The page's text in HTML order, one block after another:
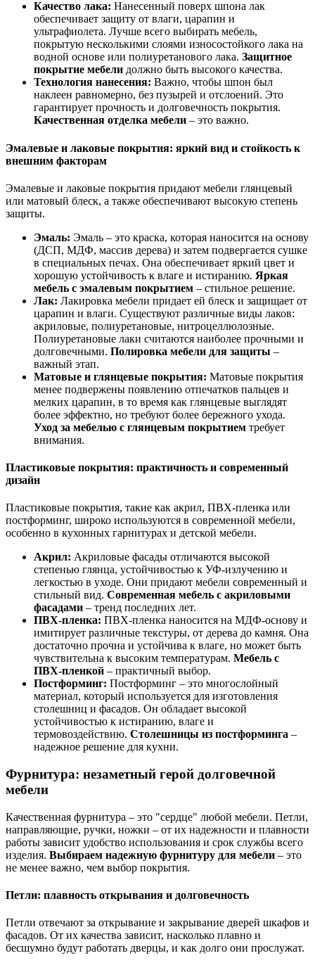
Качество лака: Нанесенный поверх шпона лак
обеспечивает защиту от влаги, царапин и
ультрафиолета. Лучше всего выбирать мебель,
покрытую несколькими слоями износостойкого лака на
водной основе или полиуретанового лака. Защитное
покрытие мебели должно быть высокого качества.
Технология нанесения: Важно, чтобы шпон был
наклеен равномерно, без пузырей и отслоений. Это
гарантирует прочность и долговечность покрытия.
Качественная отделка мебели – это важно.
Эмалевые и лаковые покрытия: яркий вид и стойкость к
внешним факторам
Эмалевые и лаковые покрытия придают мебели глянцевый
или матовый блеск, а также обеспечивают высокую степень
защиты.
Эмаль: Эмаль – это краска, которая наносится на основу
(ДСП, МДФ, массив дерева) и затем подвергается сушке
в специальных печах. Она обеспечивает яркий цвет и
хорошую устойчивость к влаге и истиранию. Яркая
мебель с эмалевым покрытием – стильное решение.
Лак: Лакировка мебели придает ей блеск и защищает от
царапин и влаги. Существуют различные виды лаков:
акриловые, полиуретановые, нитроцеллюлозные.
Полиуретановые лаки считаются наиболее прочными и
долговечными. Полировка мебели для защиты –
важный этап.
Матовые и глянцевые покрытия: Матовые покрытия
менее подвержены появлению отпечатков пальцев и
мелких царапин, в то время как глянцевые выглядят
более эффектно, но требуют более бережного ухода.
Уход за мебелью с глянцевым покрытием требует
внимания.
Пластиковые покрытия: практичность и современный
дизайн
Пластиковые покрытия, такие как акрил, ПВХ-пленка или
постформинг, широко используются в современной мебели,
особенно в кухонных гарнитурах и детской мебели.
Акрил: Акриловые фасады отличаются высокой
степенью глянца, устойчивостью к УФ-излучению и
легкостью в уходе. Они придают мебели современный и
стильный вид. Современная мебель с акриловыми
фасадами – тренд последних лет.
ПВХ-пленка: ПВХ-пленка наносится на МДФ-основу и
имитирует различные текстуры, от дерева до камня. Она
достаточно прочна и устойчива к влаге, но может быть
чувствительна к высоким температурам. Мебель с
ПВХ-пленкой – практичный выбор.
Постформинг: Постформинг – это многослойный
материал, который используется для изготовления
столешниц и фасадов. Он обладает высокой
устойчивостью к истиранию, влаге и
термовоздействию. Столешницы из постформинга –
надежное решение для кухни.
Фурнитура: незаметный герой долговечной
мебели
Качественная фурнитура – это "сердце" любой мебели. Петли,
направляющие, ручки, ножки – от их надежности и плавности
работы зависит удобство использования и срок службы всего
изделия. Выбираем надежную фурнитуру для мебели – это
не менее важно, чем выбор покрытия.
Петли: плавность открывания и долговечность
Петли отвечают за открывание и закрывание дверей шкафов и
фасадов. От их качества зависит, насколько плавно и
бесшумно будут работать дверцы, и как долго они прослужат.